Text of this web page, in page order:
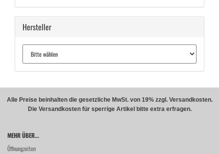
Hersteller
Alle Preise beinhalten die gesetzliche MwSt. von 19% zzgl. Versandkosten.
Die Versandkosten für sperrige Artikel bitte extra erfragen.
MEHR ÜBER...
Öffnungzeiten